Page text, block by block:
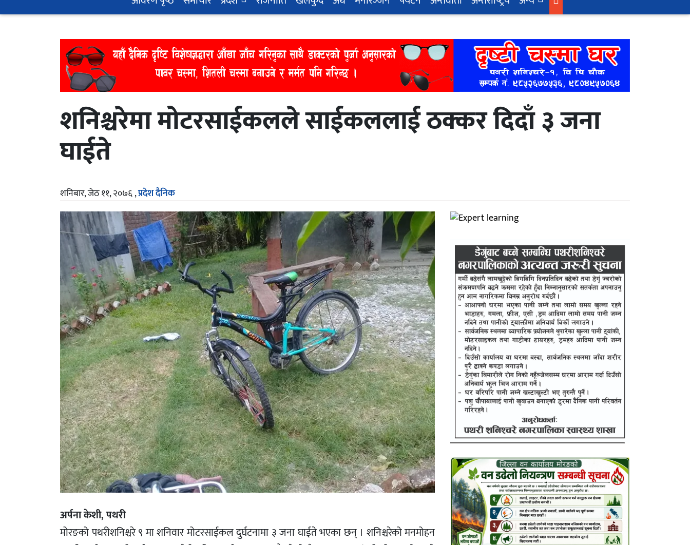
शनिश्चरेमा मोटरसाईकलले साईकललाई ठक्कर दिदाँ ३ जना
घाईते
शनिबार, जेठ ११, २०७६,प्रदेश दैनिक
अर्पना केशी, पथरी
मोरङको पथरीशनिश्चरे ९ मा शनिवार मोटरसाईकल दुर्घटनामा ३ जना घाईते भएका छन् । शनिश्चरेको मनमोहन